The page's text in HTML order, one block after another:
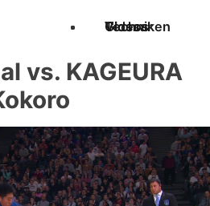
Techniken
Videos
Glossar
vs. KAGEURA